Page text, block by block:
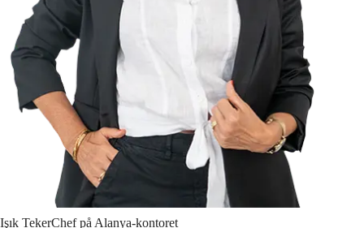
Işık TekerChef på Alanya-kontoret